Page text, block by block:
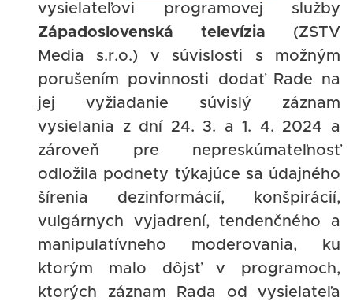
vysielateľovi programovej služby
Západoslovenská televízia (ZSTV
Media s.r.o.) v súvislosti s možným
porušením povinnosti dodať Rade na
jej vyžiadanie súvislý záznam
vysielania z dní 24. 3. a 1. 4. 2024 a
zároveň pre nepreskúmateľnosť
odložila podnety týkajúce sa údajného
šírenia dezinformácií, konšpirácií,
vulgárnych vyjadrení, tendenčného a
manipulatívneho moderovania, ku
ktorým malo dôjsť v programoch,
ktorých záznam Rada od vysielateľa